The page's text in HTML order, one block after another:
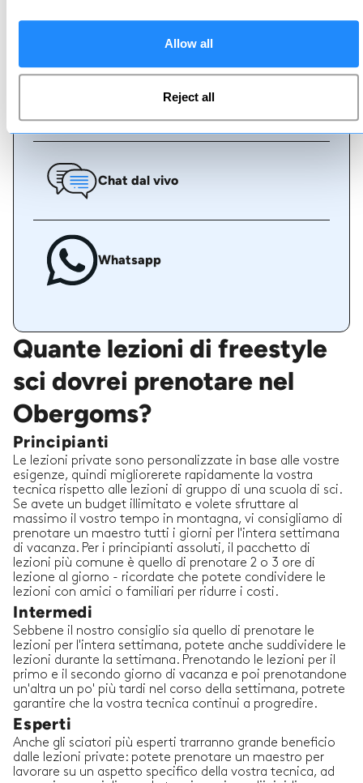
Allow all
Reject all
Prenota online
Chat dal vivo
Whatsapp
Quante lezioni di freestyle
sci dovrei prenotare nel
Obergoms?
Principianti
Le lezioni private sono personalizzate in base alle vostre
esigenze, quindi migliorerete rapidamente la vostra
tecnica rispetto alle lezioni di gruppo di una scuola di sci.
Se avete un budget illimitato e volete sfruttare al
massimo il vostro tempo in montagna, vi consigliamo di
prenotare un maestro tutti i giorni per l'intera settimana
di vacanza. Per i principianti assoluti, il pacchetto di
lezioni più comune è quello di prenotare 2 o 3 ore di
lezione al giorno - ricordate che potete condividere le
lezioni con amici o familiari per ridurre i costi.
Intermedi
Sebbene il nostro consiglio sia quello di prenotare le
lezioni per l'intera settimana, potete anche suddividere le
lezioni durante la settimana. Prenotando le lezioni per il
primo e il secondo giorno di vacanza e poi prenotandone
un'altra un po' più tardi nel corso della settimana, potrete
garantire che la vostra tecnica continui a progredire.
Esperti
Anche gli sciatori più esperti trarranno grande beneficio
dalle lezioni private: potete prenotare un maestro per
lavorare su un aspetto specifico della vostra tecnica, ad